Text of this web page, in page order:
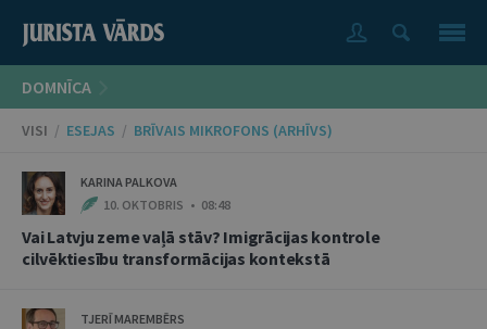
DOMNĪCA
VISI / ESEJAS / BRĪVAIS MIKROFONS (ARHĪVS)
KARINA PALKOVA
10. OKTOBRIS • 08:48
Vai Latvju zeme vaļā stāv? Imigrācijas kontrole
cilvēktiesību transformācijas kontekstā
TJERĪ MAREMBĒRS